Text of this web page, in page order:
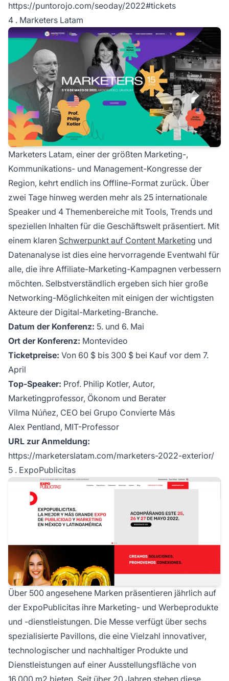
https://puntorojo.com/seoday/2022#tickets
4 . Marketers Latam
Marketers Latam, einer der größten Marketing-,
Kommunikations- und Management-Kongresse der
Region, kehrt endlich ins Offline-Format zurück. Über
zwei Tage hinweg werden mehr als 25 internationale
Speaker und 4 Themenbereiche mit Tools, Trends und
speziellen Inhalten für die Geschäftswelt präsentiert. Mit
einem klaren Schwerpunkt auf Content Marketing und
Datenanalyse ist dies eine hervorragende Eventwahl für
alle, die ihre Affiliate-Marketing-Kampagnen verbessern
möchten. Selbstverständlich ergeben sich hier große
Networking-Möglichkeiten mit einigen der wichtigsten
Akteure der Digital-Marketing-Branche.
Datum der Konferenz: 5. und 6. Mai
Ort der Konferenz: Montevideo
Ticketpreise: Von 60 $ bis 300 $ bei Kauf vor dem 7.
April
Top-Speaker: Prof. Philip Kotler, Autor,
Marketingprofessor, Ökonom und Berater
Vilma Núñez, CEO bei Grupo Convierte Más
Alex Pentland, MIT-Professor
URL zur Anmeldung:
https://marketerslatam.com/marketers-2022-exterior/
5 . ExpoPublicitas
Über 500 angesehene Marken präsentieren jährlich auf
der ExpoPublicitas ihre Marketing- und Werbeprodukte
und -dienstleistungen. Die Messe verfügt über sechs
spezialisierte Pavillons, die eine Vielzahl innovativer,
technologischer und nachhaltiger Produkte und
Dienstleistungen auf einer Ausstellungsfläche von